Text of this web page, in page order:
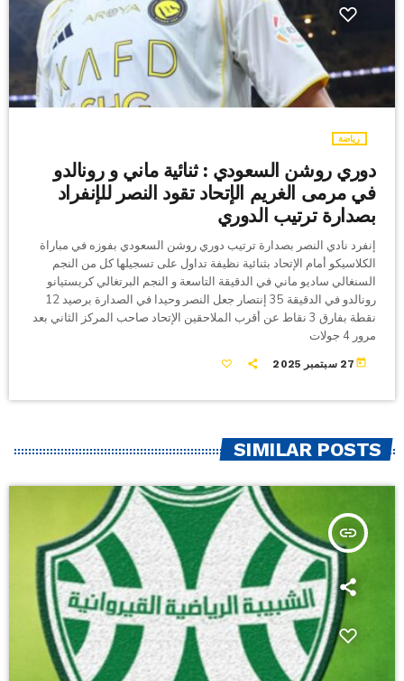
رياضة
دوري روشن السعودي : ثنائية ماني و رونالدو
في مرمى الغريم الإتحاد تقود النصر للإنفراد
بصدارة ترتيب الدوري
إنفرد نادي النصر بصدارة ترتيب دوري روشن السعودي بفوزه في مباراة
الكلاسيكو أمام الإتحاد بثنائية نظيفة تداول على تسجيلها كل من النجم
السنغالي ساديو ماني في الدقيقة التاسعة و النجم البرتغالي كريستيانو
رونالدو في الدقيقة 35 إنتصار جعل النصر وحيدا في الصدارة برصيد 12
نقطة بفارق 3 نقاط عن أقرب الملاحقين الإتحاد صاحب المركز الثاني بعد
مرور 4 جولات
today 27 سبتمبر 2025
SIMILAR POSTS
insert_link